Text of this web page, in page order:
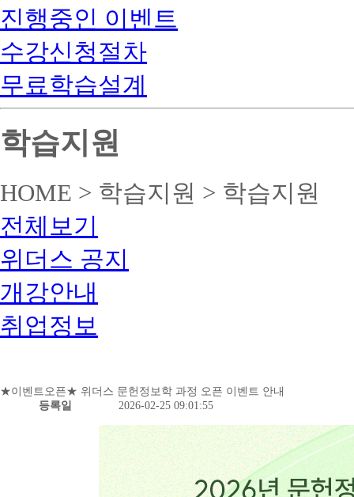
진행중인 이벤트
수강신청절차
무료학습설계
학습지원
HOME > 학습지원 > 학습지원
전체보기
위더스 공지
개강안내
취업정보
★이벤트오픈★ 위더스 문헌정보학 과정 오픈 이벤트 안내
등록일
2026-02-25 09:01:55